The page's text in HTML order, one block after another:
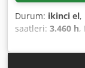
Durum: ikinci el,
saatleri: 3.460 h,
595 x 231 x 296